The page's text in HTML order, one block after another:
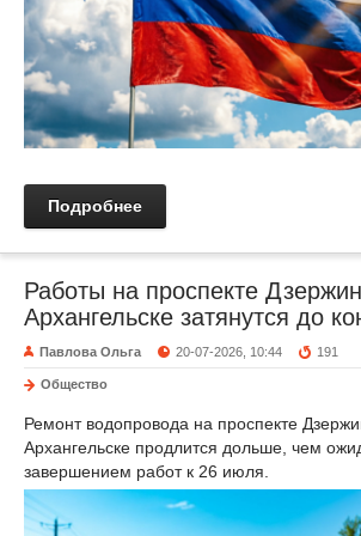
Подробнее
Работы на проспекте
Архангельске затянутся до
Павлова Ольга 20-07-2026, 10:44 191
Общество
Ремонт водопровода на проспекте
Архангельске продлится дольше, чем
завершением работ к 26 июля.